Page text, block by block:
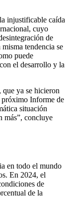
injustificable caída
cuyo
de
tendencia se
puede
el desarrollo y la
que ya se hicieron
próximo Informe de
situación
más”, concluye
en todo el mundo
En 2024, el
de
de la